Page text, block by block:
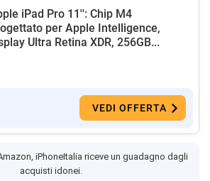
iPad Pro 11'': Chip M4
per Apple Intelligence,
Ultra Retina XDR, 256GB...
VEDI OFFERTA
iPhoneItalia riceve un guadagno dagli
acquisti idonei.